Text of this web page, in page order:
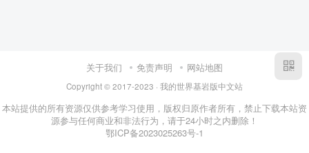
关于我们 免责声明 网站地图
Copyright © 2017-2023 · 我的世界基岩版中文站
本站提供的所有资源仅供参考学习使用，版权归原作者所有，禁止下载本站资
源参与任何商业和非法行为，请于24小时之内删除！
鄂ICP备2023025263号-1